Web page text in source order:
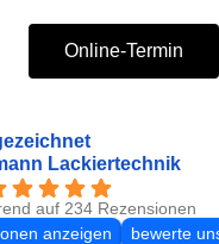
Online-Termin
Lackiertechnik
auf 234 Rezensionen
anzeigen
bewerte